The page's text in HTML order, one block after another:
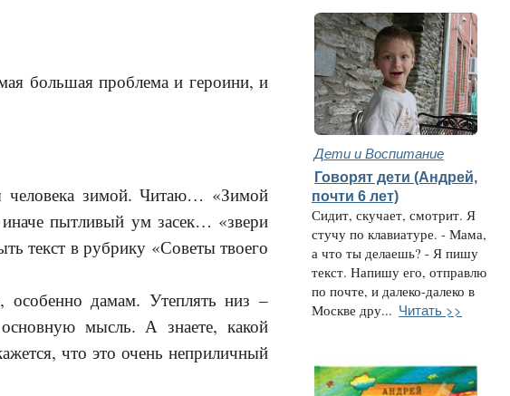
большая проблема и героини, и
человека зимой. Читаю… «Зимой
пытливый ум засек… «звери
текст в рубрику «Советы твоего
особенно дамам. Утеплять низ –
мысль. А знаете, какой
что это очень неприличный
Дети и Воспитание
Говорят дети (Андрей,
почти 6 лет)
Сидит, скучает, смотрит. Я
стучу по клавиатуре. - Мама,
а что ты делаешь? - Я пишу
текст. Напишу его, отправлю
по почте, и далеко-далеко в
Москве дру... Читать >>